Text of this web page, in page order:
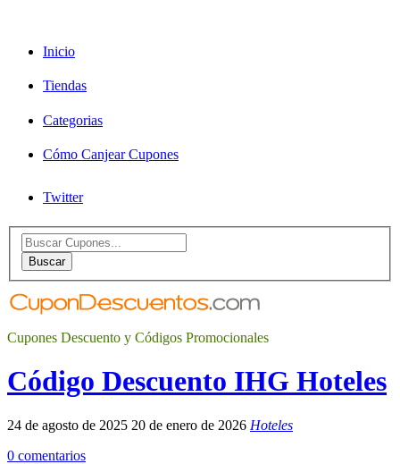
Inicio
Tiendas
Categorias
Cómo Canjear Cupones
Twitter
Search
for:Buscar
Cupones Descuento y Códigos Promocionales
Código Descuento IHG Hoteles
24 de agosto de 2025 20 de enero de 2026 Hoteles
0 comentarios